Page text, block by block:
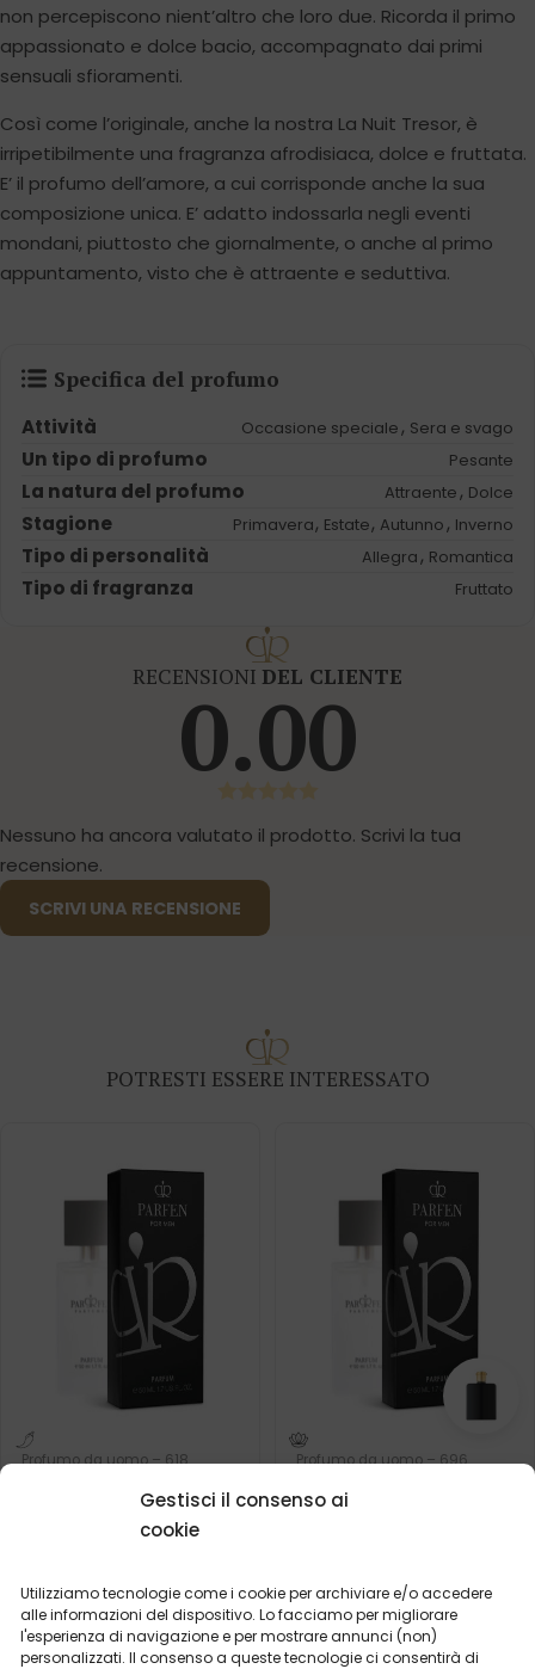
Gestisci il consenso ai
cookie
Utilizziamo tecnologie come i cookie per archiviare e/o accedere
alle informazioni del dispositivo. Lo facciamo per migliorare
l'esperienza di navigazione e per mostrare annunci (non)
personalizzati. Il consenso a queste tecnologie ci consentirà di
non percepiscono nient’altro che loro due. Ricorda il primo
appassionato e dolce bacio, accompagnato dai primi
sensuali sfioramenti.
Così come l’originale, anche la nostra La Nuit Tresor, è
irripetibilmente una fragranza afrodisiaca, dolce e fruttata.
E’ il profumo dell’amore, a cui corrisponde anche la sua
composizione unica. E’ adatto indossarla negli eventi
mondani, piuttosto che giornalmente, o anche al primo
appuntamento, visto che è attraente e seduttiva.
Specifica del profumo
Attività Occasione speciale , Sera e svago
Un tipo di profumo Pesante
La natura del profumo Attraente , Dolce
Stagione Primavera, Estate, Autunno , Inverno
Tipo di personalità Allegra , Romantica
Tipo di fragranza Fruttato
RECENSIONI DEL CLIENTE
0.00
Nessuno ha ancora valutato il prodotto. Scrivi la tua
recensione.
SCRIVI UNA RECENSIONE
POTRESTI ESSERE INTERESSATO
Profumo da uomo – 618
Cosa dicono i nostri
clienti? Visualizza
2ml 50ml
19,99€
Profumo da uomo – 696
Ispirato da:
2ml 50ml
19,99€